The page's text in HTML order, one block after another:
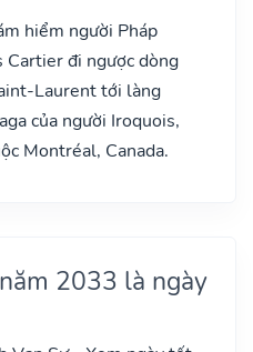
hiểm người Pháp
Cartier đi ngược dòng
Laurent tới làng
của người Iroquois,
Montréal, Canada.
2033 là ngày